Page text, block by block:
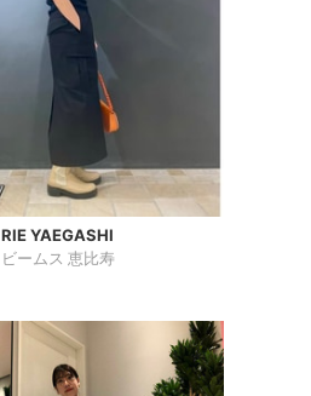
RIE YAEGASHI
ビームス 恵比寿